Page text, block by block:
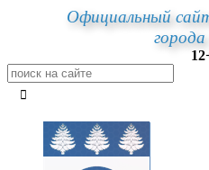
Официальный